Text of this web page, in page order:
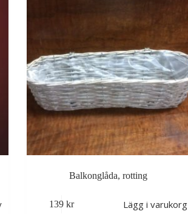
Balkonglåda, rotting
139 kr Lägg i varukorg